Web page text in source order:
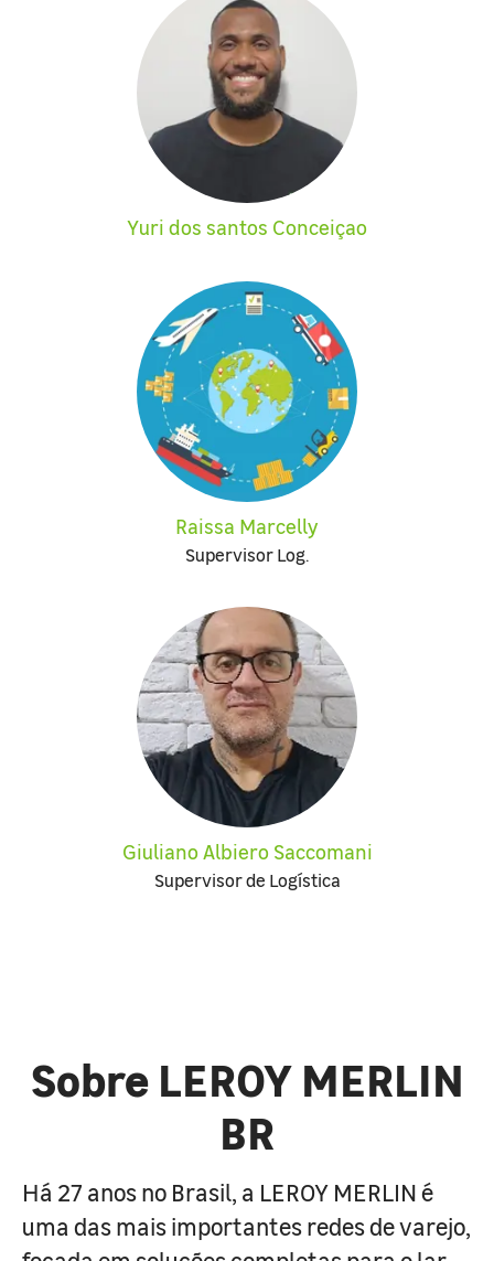
Yuri dos santos Conceiçao
Raissa Marcelly
Supervisor Log.
Giuliano Albiero Saccomani
Supervisor de Logística
Sobre LEROY MERLIN
BR
Há 27 anos no Brasil, a LEROY MERLIN é
uma das mais importantes redes de varejo,